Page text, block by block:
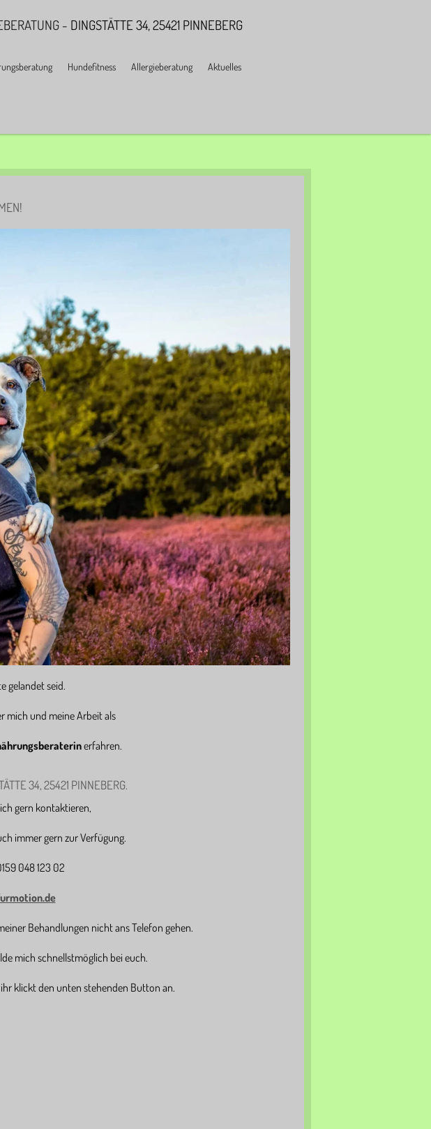
- DINGSTÄTTE 34, 25421 PINNEBERG
Hundefitness Allergieberatung Aktuelles
gelandet seid.
mich und meine Arbeit als
erfahren.
34, 25421 PINNEBERG.
gern kontaktieren,
immer gern zur Verfügung.
048 123 02
Behandlungen nicht ans Telefon gehen.
mich schnellstmöglich bei euch.
klickt den unten stehenden Button an.